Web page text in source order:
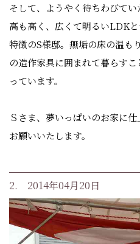
そして、ようやく待ちわびて
高も高く、広くて明るいLDK
特徴のS様邸。無垢の床の温も
の造作家具に囲まれて暮らす
っています。
Ｓさま、夢いっぱいのお家に
お願いいたします。
2. 2014年04月20日